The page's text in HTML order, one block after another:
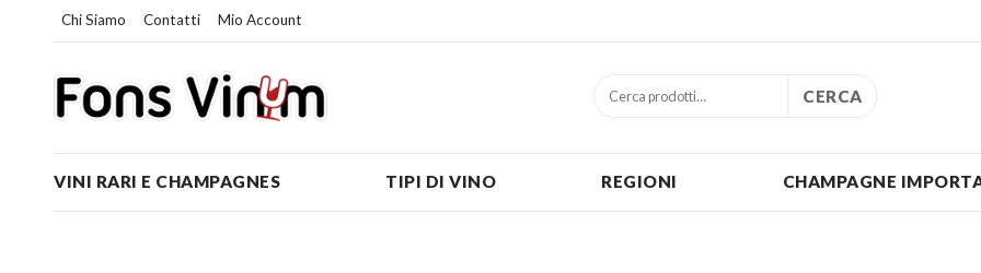
Chi Siamo Contatti Mio Account
CERCA
VINI RARI E CHAMPAGNES TIPI DI VINO REGIONI CHAMPAGNE